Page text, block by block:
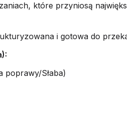
które przyniosą
i gotowa do
poprawy/Słaba)